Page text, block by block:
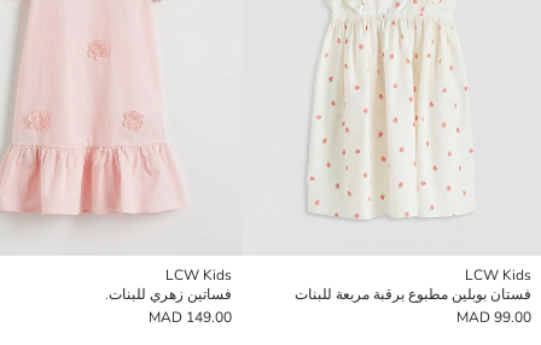
LCW Kids
فستان بوبلين مطبوع برقبة مربعة للبنات
99.00 MAD
LCW Kids
فساتين زهري للبنات.
149.00 MAD